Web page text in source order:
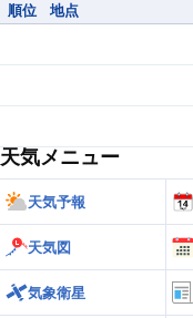
順位 地点
天気メニュー
天気予報
天気図
気象衛星